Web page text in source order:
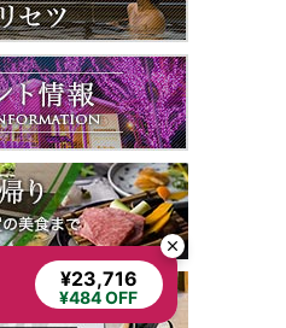
¥23,716
¥484 OFF